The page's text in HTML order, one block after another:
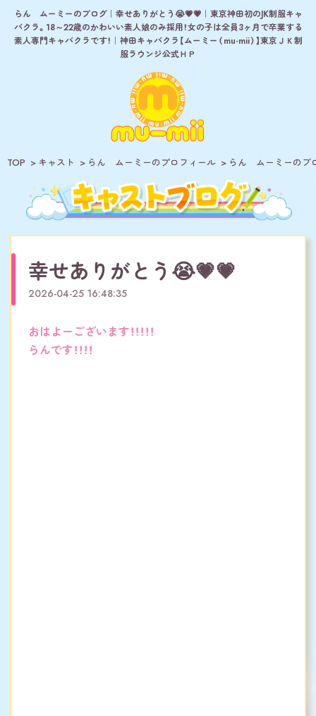
らん ムーミーのブログ｜幸せありがとう😭💗💗｜東京神田初のJK制服キャ
バクラ。18～22歳のかわいい素人娘のみ採用！女の子は全員3ヶ月で卒業する
素人専門キャバクラです！｜神田キャバクラ【ムーミー（mu-mii）】東京ＪＫ制
服ラウンジ公式ＨＰ
TOP キャスト らん ムーミーのプロフィール らん ムーミーのブ
幸せありがとう😭💗💗
2026-04-25 16:48:35
おはよーございます！！！！！
らんです！！！！